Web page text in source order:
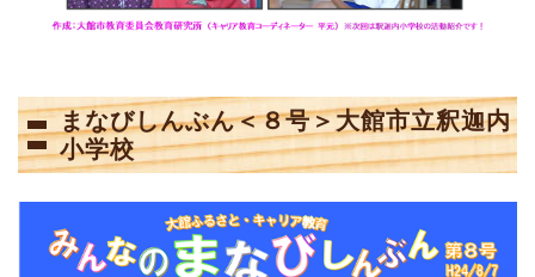
まなびしんぶん＜８号＞大館市立釈迦内
小学校